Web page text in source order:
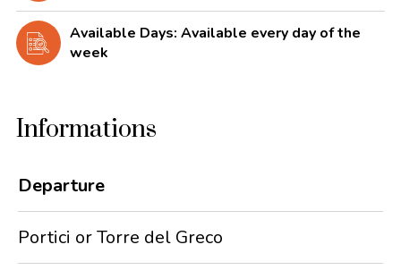
Available Days: Available every day of the
week
Informations
Departure
Portici or Torre del Greco